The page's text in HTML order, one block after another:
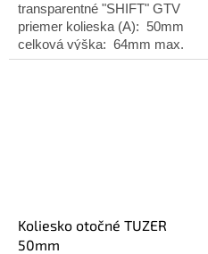
transparentné "SHIFT" GTV
priemer kolieska (A): 50mm
celková výška: 64mm max.
nosnosť: (fi.50mm) 30 kg
Koliesko otočné TUZER
50mm